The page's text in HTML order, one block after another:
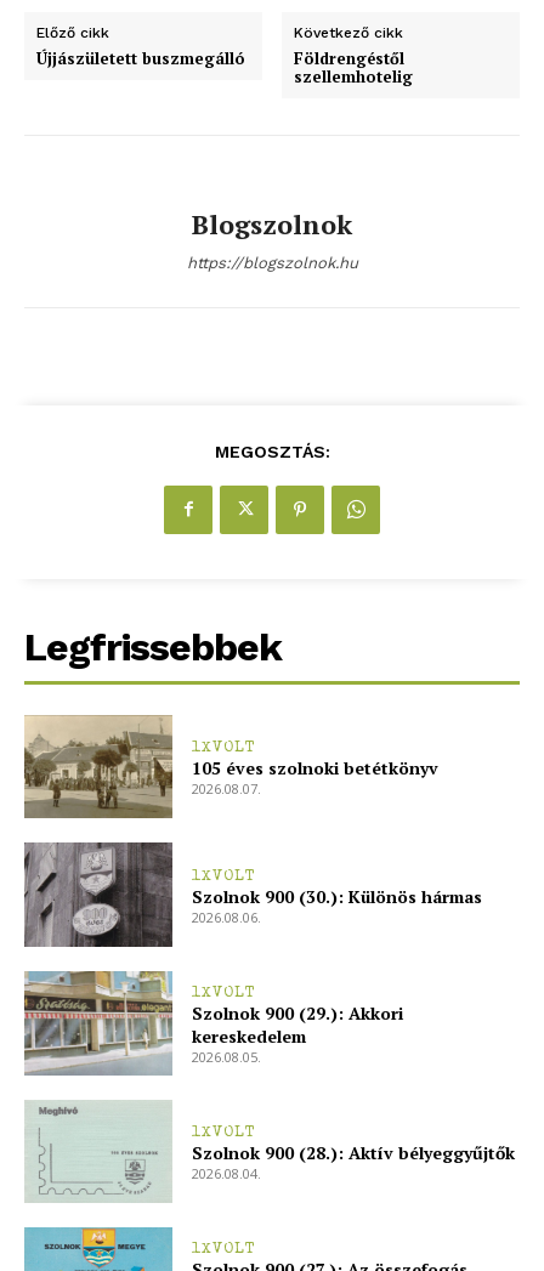
Előző cikk
Újjászületett buszmegálló
Következő cikk
Földrengéstől
szellemhotelig
Blogszolnok
https://blogszolnok.hu
MEGOSZTÁS:
Legfrissebbek
1XVOLT
105 éves szolnoki betétkönyv
2026.08.07.
1XVOLT
Szolnok 900 (30.): Különös hármas
2026.08.06.
1XVOLT
Szolnok 900 (29.): Akkori
kereskedelem
2026.08.05.
1XVOLT
Szolnok 900 (28.): Aktív bélyeggyűjtők
2026.08.04.
1XVOLT